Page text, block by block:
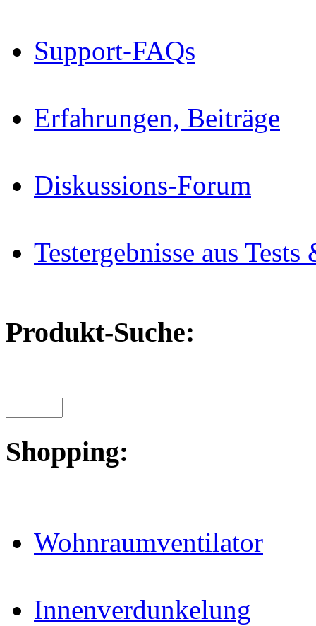
Support-FAQs
Erfahrungen, Beiträge
Diskussions-Forum
Testergebnisse aus
Produkt-Suche:
Shopping:
Wohnraumventilator
Innenverdunkelung